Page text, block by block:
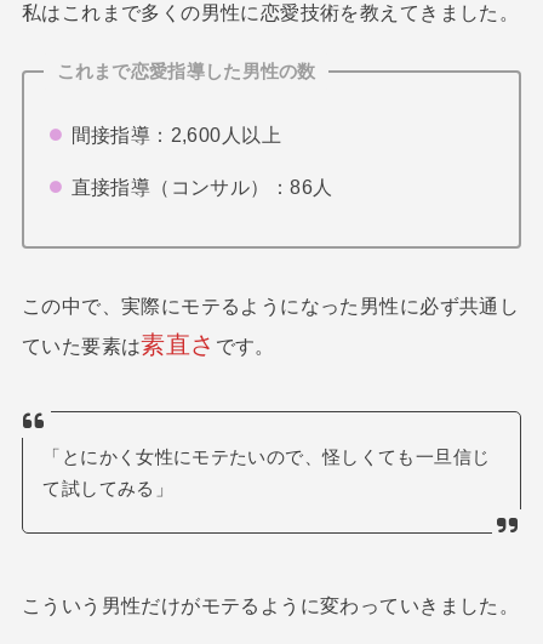
私はこれまで多くの男性に恋愛技術を教えてきました。
これまで恋愛指導した男性の数
間接指導：2,600人以上
直接指導（コンサル）：86人
この中で、実際にモテるようになった男性に必ず共通し
ていた要素は素直さ です。
「とにかく女性にモテたいので、怪しくても一旦信じ
て試してみる」
こういう男性だけがモテるように変わっていきました。